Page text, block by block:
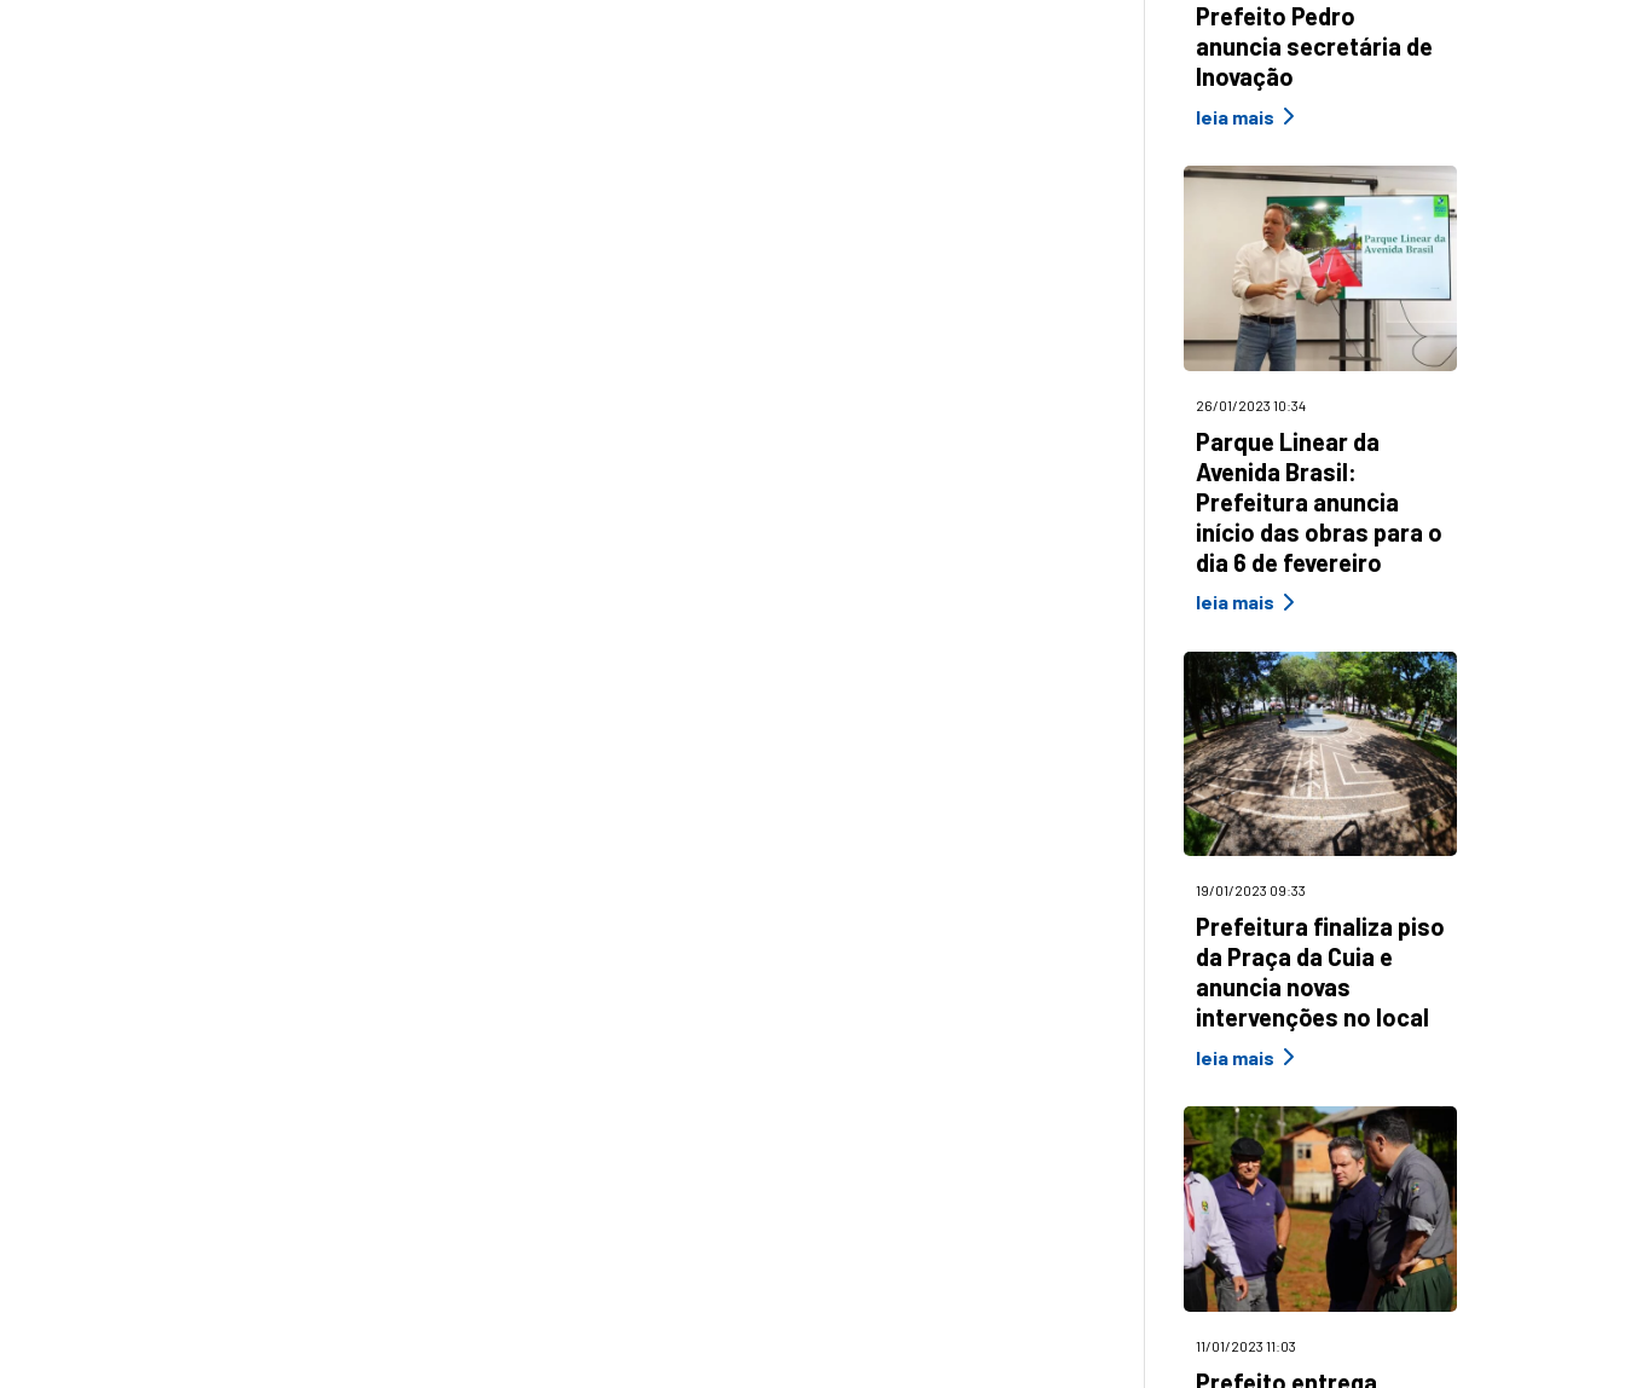
Prefeito Pedro
anuncia secretária de
Inovação
leia mais
26/01/2023 10:34
Parque Linear da
Avenida Brasil:
Prefeitura anuncia
início das obras para o
dia 6 de fevereiro
leia mais
19/01/2023 09:33
Prefeitura finaliza piso
da Praça da Cuia e
anuncia novas
intervenções no local
leia mais
11/01/2023 11:03
Prefeito entrega